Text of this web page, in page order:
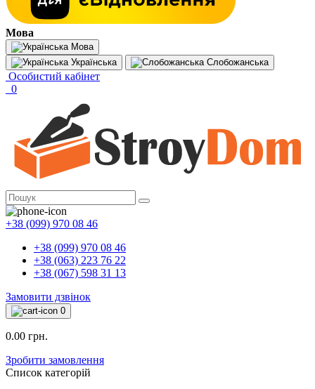
Мова
Мова
Українська
Слобожанська
Особистий кабінет
0
+38 (099) 970 08 46
+38 (099) 970 08 46
+38 (063) 223 76 22
+38 (067) 598 31 13
Замовити дзвінок
0
0.00 грн.
Зробити замовлення
Список категорій